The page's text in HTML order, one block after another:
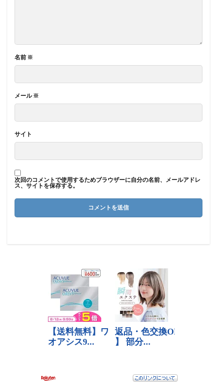
名前 ※
メール※
サイト
次回のコメントで使用するためブラウザーに自分の名前、メールアドレ
ス、サイトを保存する。